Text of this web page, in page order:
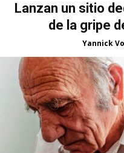
Lanzan un sitio
de la gripe
Yannick